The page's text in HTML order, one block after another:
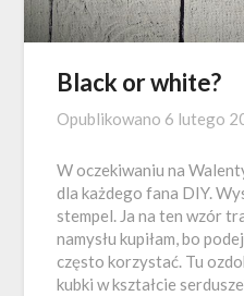
Black or white?
Opublikowano 6 lutego
W oczekiwaniu na
dla każdego fana DIY.
stempel. Ja na ten wzór
namysłu kupiłam, bo
często korzystać. Tu
kubki w kształcie